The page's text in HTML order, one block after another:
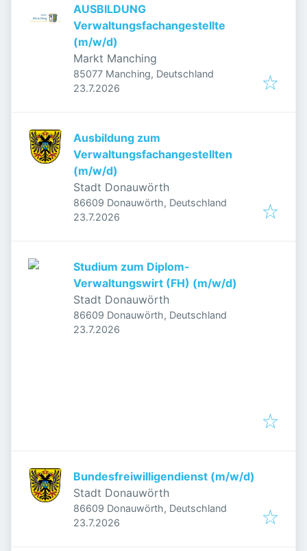
AUSBILDUNG
Verwaltungsfachangestellte
(m/w/d)
Markt Manching
85077 Manching, Deutschland
Veröffentlicht
23.7.2026
Ausbildung zum
Verwaltungsfachangestellten
(m/w/d)
Stadt Donauwörth
86609 Donauwörth, Deutschland
Veröffentlicht
23.7.2026
Studium zum Diplom-
Verwaltungswirt (FH) (m/w/d)
Stadt Donauwörth
86609 Donauwörth, Deutschland
Veröffentlicht
23.7.2026
Bundesfreiwilligendienst (m/w/d)
Stadt Donauwörth
86609 Donauwörth, Deutschland
Veröffentlicht
23.7.2026